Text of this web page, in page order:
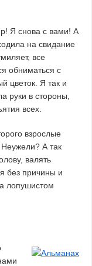
Я снова с вами! А
на свидание
все
обниматься с
цветок. Я так и
руки в стороны,
всех.
взрослые
Неужели? А так
валять
без причины и
лопушистом